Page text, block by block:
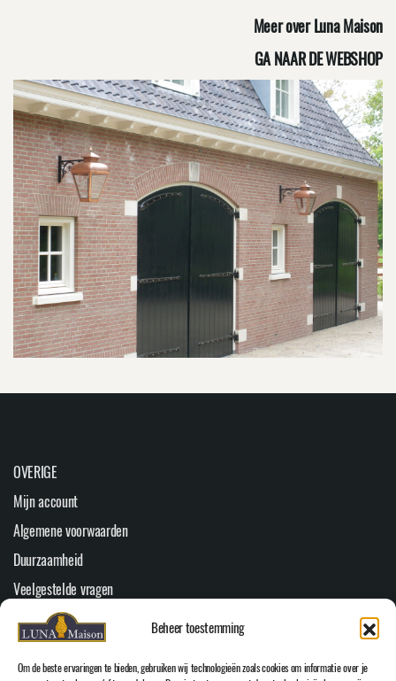
Beheer toestemming
Om de beste ervaringen te bieden, gebruiken wij technologieën zoals cookies om informatie over je
Meer over Luna Maison
GA NAAR DE WEBSHOP
OVERIGE
Mijn account
Algemene voorwaarden
Duurzaamheid
Veelgestelde vragen
Youtube
Cookiebeleid (EU)